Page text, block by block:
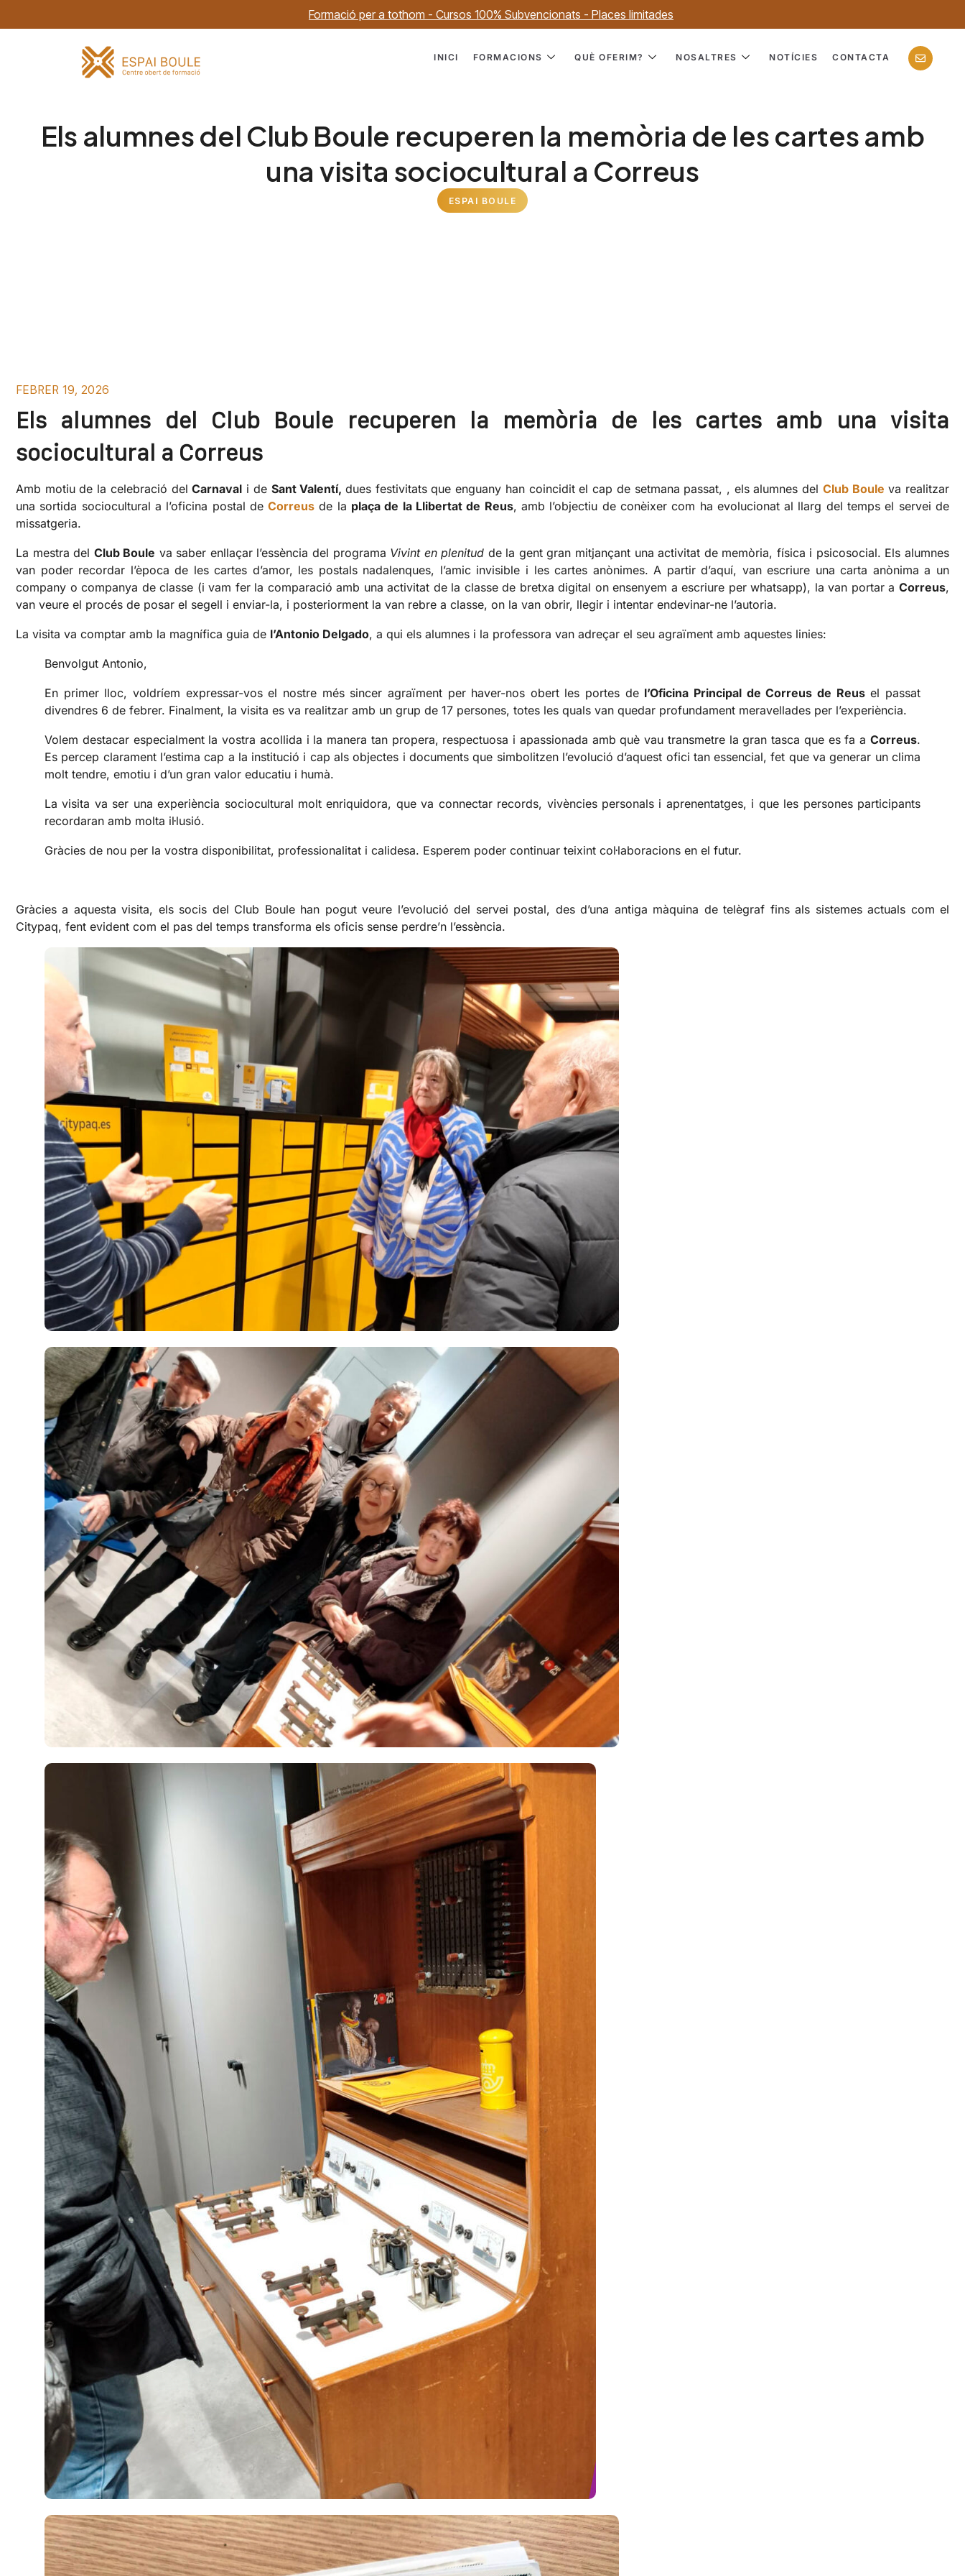
Formació per a tothom - Cursos 100% Subvencionats - Places limitades
INICI FORMACIONS QUÈ OFERIM? NOSALTRES NOTÍCIES CONTACTA
Els alumnes del Club Boule recuperen la memòria de les cartes amb
una visita sociocultural a Correus
ESPAI BOULE
FEBRER 19, 2026
Els alumnes del Club Boule recuperen la memòria de les cartes amb una visita
sociocultural a Correus
Amb motiu de la celebració delCarnaval i de Sant Valentí, dues festivitats que enguany han coincidit el cap de setmana passat, , els alumnes del Club Boule va realitzar
una sortida sociocultural a l’oficina postal deCorreus de la plaça de la Llibertat de Reus, amb l’objectiu de conèixer com ha evolucionat al llarg del temps el servei de
missatgeria.
La mestra del Club Boule va saber enllaçar l’essència del programa Vivint en plenitud de la gent gran mitjançant una activitat de memòria, física i psicosocial. Els alumnes
van poder recordar l’època de les cartes d’amor, les postals nadalenques, l’amic invisible i les cartes anònimes. A partir d’aquí, van escriure una carta anònima a un
company o companya de classe (i vam fer la comparació amb una activitat de la classe de bretxa digital on ensenyem a escriure per whatsapp), la van portar a Correus,
van veure el procés de posar el segell i enviar-la, i posteriorment la van rebre a classe, on la van obrir, llegir i intentar endevinar-ne l’autoria.
La visita va comptar amb la magnífica guia de l’Antonio Delgado, a qui els alumnes i la professora van adreçar el seu agraïment amb aquestes linies:
Benvolgut Antonio,
En primer lloc, voldríem expressar-vos el nostre més sincer agraïment per haver-nos obert les portes de l’Oficina Principal de Correus de Reusel passat
divendres 6 de febrer. Finalment, la visita es va realitzar amb un grup de 17 persones, totes les quals van quedar profundament meravellades per l’experiència.
Volem destacar especialment la vostra acollida i la manera tan propera, respectuosa i apassionada amb què vau transmetre la gran tasca que es fa a Correus.
Es percep clarament l’estima cap a la institució i cap als objectes i documents que simbolitzen l’evolució d’aquest ofici tan essencial, fet que va generar un clima
molt tendre, emotiu i d’un gran valor educatiu i humà.
La visita va ser una experiència sociocultural molt enriquidora, que va connectar records, vivències personals i aprenentatges, i que les persones participants
recordaran amb molta il·lusió.
Gràcies de nou per la vostra disponibilitat, professionalitat i calidesa. Esperem poder continuar teixint col·laboracions en el futur.
Gràcies a aquesta visita, els socis del Club Boule han pogut veure l’evolució del servei postal, des d’una antiga màquina de telègraf fins als sistemes actuals com el
Citypaq, fent evident com el pas del temps transforma els oficis sense perdre’n l’essència.